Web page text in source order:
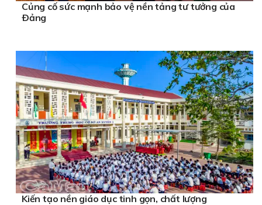
Củng cố sức mạnh bảo vệ nền tảng tư tưởng của
Ðảng
Kiến tạo nền giáo dục tinh gọn, chất lượng